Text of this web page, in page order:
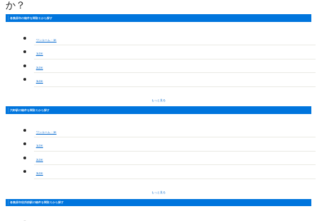
か？
各務原市の物件を間取りから探す
ワンルーム・1K
1LDK
2LDK
3LDK
もっと見る
六軒駅の物件を間取りから探す
ワンルーム・1K
1LDK
2LDK
3LDK
もっと見る
各務原市役所前駅の物件を間取りから探す